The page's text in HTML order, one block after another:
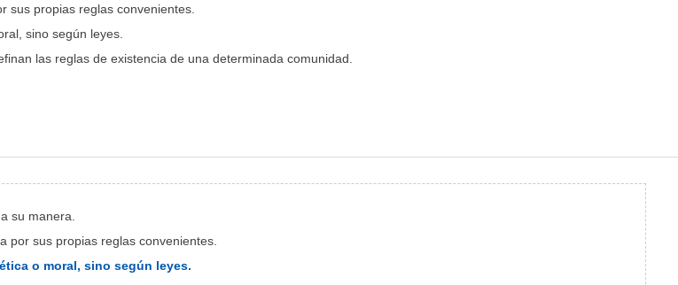
sus propias reglas convenientes.
sino según leyes.
las reglas de existencia de una determinada comunidad.
a su manera.
por sus propias reglas convenientes.
o moral, sino según leyes.